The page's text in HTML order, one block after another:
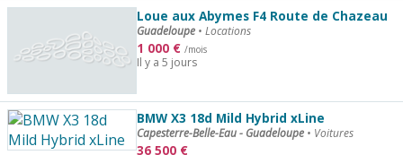
Loue aux Abymes F4 Route de Chazeau
Guadeloupe • Locations
1 000 € /mois
Il y a 5 jours
BMW X3 18d Mild Hybrid xLine
Capesterre-Belle-Eau - Guadeloupe • Voitures
36 500 €